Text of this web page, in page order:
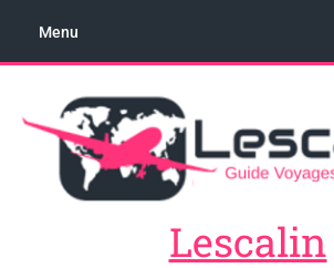
Menu
Lescalin